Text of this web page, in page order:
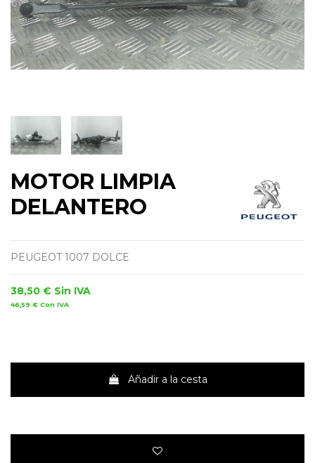
MOTOR LIMPIA
DELANTERO
PEUGEOT 1007 DOLCE
38,50 € Sin IVA
46,59 € Con IVA
Añadir a la cesta